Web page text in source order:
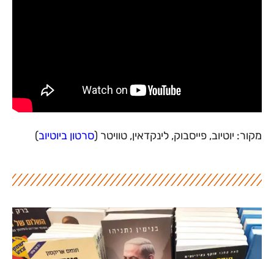
מקור: יוטיוב, פייסבוק, לינקדאין, טוויטר (סרטון ביוטיוב)